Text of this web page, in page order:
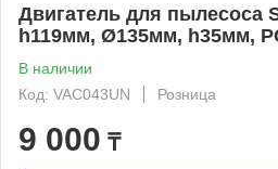
Двигатель для пылесоса
h119мм, Ø135мм, h35мм,
В наличии
Код: VAC043UN
Розница
9 000 ₸